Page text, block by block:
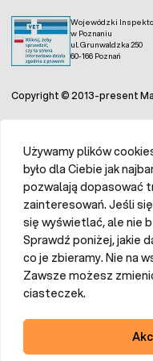
dobrej zdolności do
Dostosowanie ziemi
może wymagać
odżywczych lub
osiągnąć poprzez
dodatków do
która umożliwia uprawę
Przygotowanie
Prawidłowe
kluczowy krok, który
do wzrostu. Oczywiście
w zależności od
prac wykonanych
Przekopywanie gleby
Podłoże należy
Wojewódzki
w Poznaniu
ul. Grunwaldzka 250
60-166 Poznań
Copyright © 2013-present
Używamy plików
było dla Ciebie jak
pozwalają dopasować
zainteresowań. Jeśli
się wyświetlać, ale nie
Sprawdź poniżej, jakie
co je zbieramy. Nie na
Zawsze możesz
ciasteczek.